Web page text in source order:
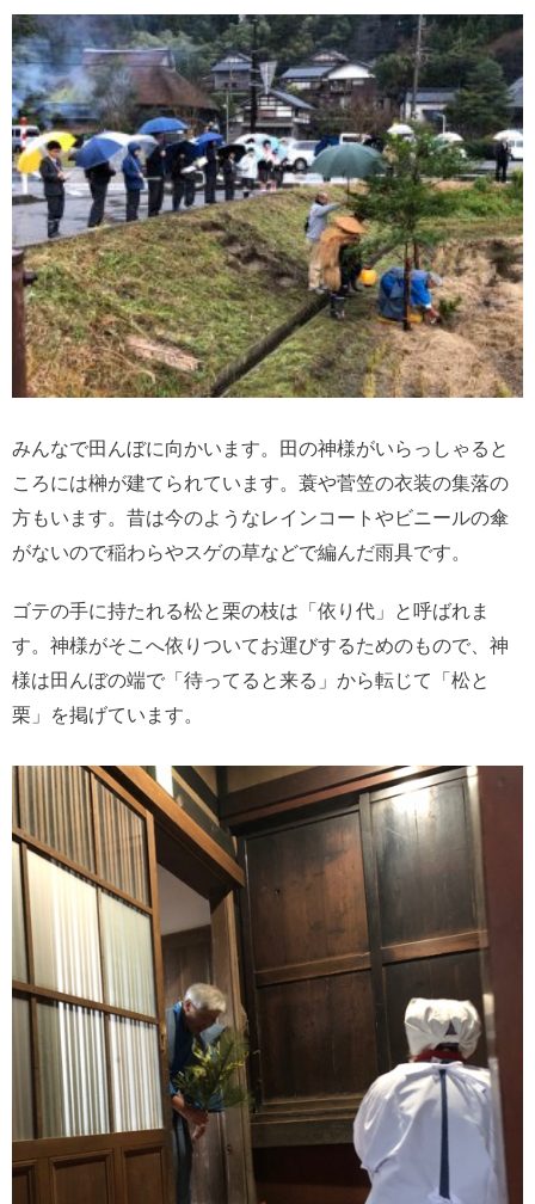
みんなで田んぼに向かいます。田の神様がいらっしゃると
ころには榊が建てられています。蓑や菅笠の衣装の集落の
方もいます。昔は今のようなレインコートやビニールの傘
がないので稲わらやスゲの草などで編んだ雨具です。
ゴテの手に持たれる松と栗の枝は「依り代」と呼ばれま
す。神様がそこへ依りついてお運びするためのもので、神
様は田んぼの端で「待ってると来る」から転じて「松と
栗」を掲げています。